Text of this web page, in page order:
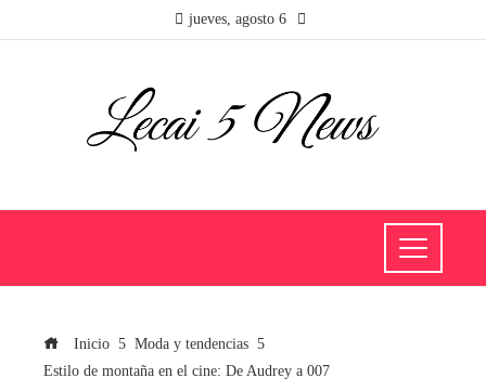
jueves, agosto 6
Inicio
Moda y tendencias
Estilo de montaña en el cine: De Audrey a 007